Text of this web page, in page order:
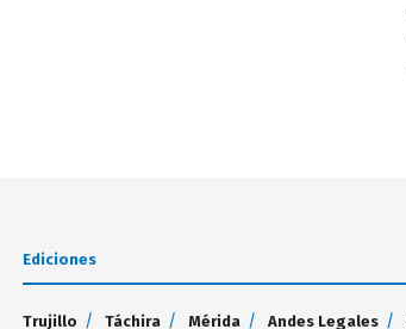
Ediciones
Trujillo Táchira Mérida Andes Legales